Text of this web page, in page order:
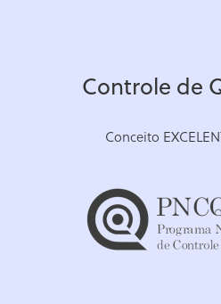
Controle de
Conceito